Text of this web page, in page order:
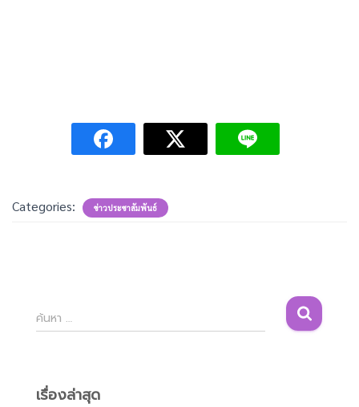
Categories: ข่าวประชาสัมพันธ์
ค้
น
สำ
ค้นหา …
เรื่องล่าสุด